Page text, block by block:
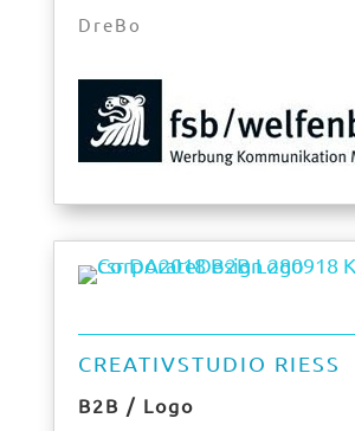
DreBo
CREATIVSTUDIO RIESS
B2B / Logo